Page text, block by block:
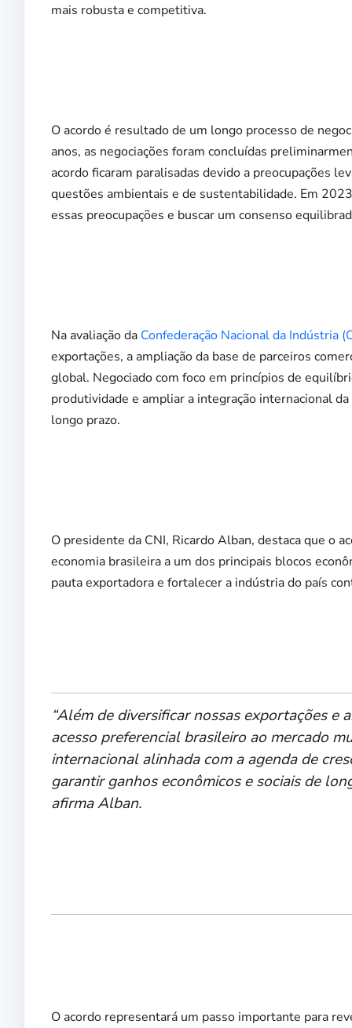
mais robusta e competitiva.
O acordo é resultado de um longo processo de
anos, as negociações foram concluídas
acordo ficaram paralisadas devido a preocupações
questões ambientais e de sustentabilidade. Em
essas preocupações e buscar um consenso
Na avaliação da Confederação Nacional da Indústria
exportações, a ampliação da base de parceiros
global. Negociado com foco em princípios de
produtividade e ampliar a integração internacional
longo prazo.
O presidente da CNI, Ricardo Alban, destaca que o
economia brasileira a um dos principais blocos
pauta exportadora e fortalecer a indústria do país
“Além de diversificar nossas exportações e
acesso preferencial brasileiro ao mercado
internacional alinhada com a agenda de
garantir ganhos econômicos e sociais de
afirma Alban.
O acordo representará um passo importante para